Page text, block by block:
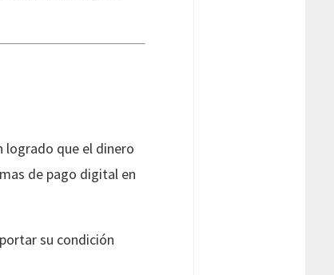
logrado que el dinero
de pago digital en
su condición